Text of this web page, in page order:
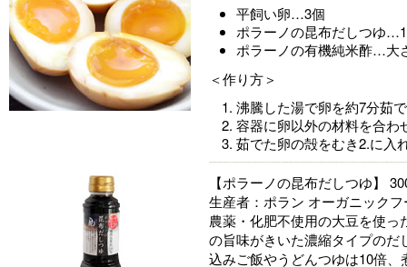
平飼い卵…3個
ポラーノの昆布だしつゆ
ポラーノの有機純米酢…大
＜作り方＞
沸騰した湯で卵を約7分茹
容器に卵以外の材料を合わ
茹でた卵の殻をむき2.に入
【ポラーノの昆布だしつゆ】
生産者：ポラン オーガニック
農薬・化肥不使用の大豆を使
の旨味がきいた濃縮タイプの
込みご飯やうどんつゆは10倍